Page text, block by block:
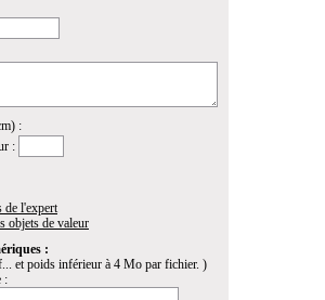
:
:
de l'expert
objets de valeur
:
et poids inférieur à 4 Mo par fichier. )
: